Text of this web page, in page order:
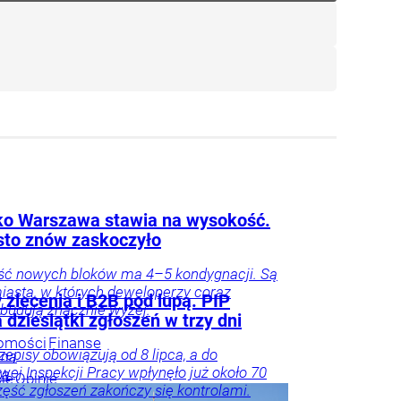
Warszawa stawia na wysokość.
znów zaskoczyło
nowych bloków ma 4–5 kondygnacji. Są
w których deweloperzy coraz
znacznie wyżej.
Finanse
Opinie
zlecenia i B2B pod lupą. PIP
dziesiątki zgłoszeń w trzy dni
obowiązują od 8 lipca, a do
Inspekcji Pracy wpłynęło już około 70
zgłoszeń zakończy się kontrolami.